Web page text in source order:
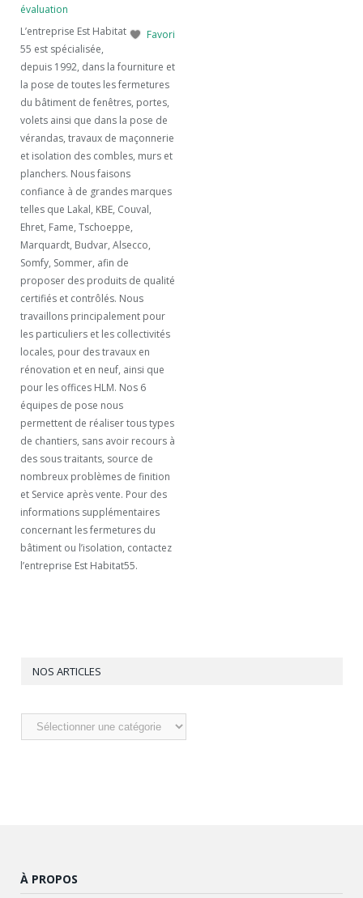
évaluation
Favori
L’entreprise Est Habitat
55 est spécialisée,
depuis 1992, dans la fourniture et
la pose de toutes les fermetures
du bâtiment de fenêtres, portes,
volets ainsi que dans la pose de
vérandas, travaux de maçonnerie
et isolation des combles, murs et
planchers. Nous faisons
confiance à de grandes marques
telles que Lakal, KBE, Couval,
Ehret, Fame, Tschoeppe,
Marquardt, Budvar, Alsecco,
Somfy, Sommer, afin de
proposer des produits de qualité
certifiés et contrôlés. Nous
travaillons principalement pour
les particuliers et les collectivités
locales, pour des travaux en
rénovation et en neuf, ainsi que
pour les offices HLM. Nos 6
équipes de pose nous
permettent de réaliser tous types
de chantiers, sans avoir recours à
des sous traitants, source de
nombreux problèmes de finition
et Service après vente. Pour des
informations supplémentaires
concernant les fermetures du
bâtiment ou l’isolation, contactez
l’entreprise Est Habitat55.
NOS ARTICLES
Nos
articles
À PROPOS